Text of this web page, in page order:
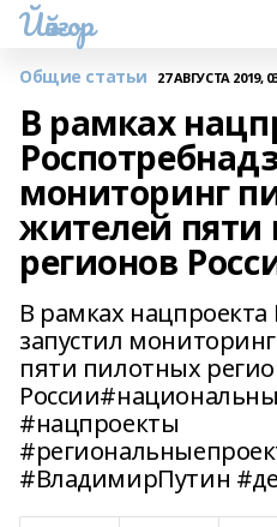
Йәйғор
Общие статьи 27 АВГУСТА 2019,
В рамках
мониторинг
жителей пяти
регионов
В рамках нацпроекта
запустил
пяти пилотных
#нацпроекты
#ВладимирПутин